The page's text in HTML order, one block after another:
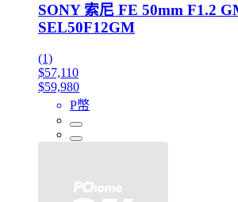
SONY 索尼 FE 50mm F1.2
SEL50F12GM
(1)
$57,110
$59,980
P幣